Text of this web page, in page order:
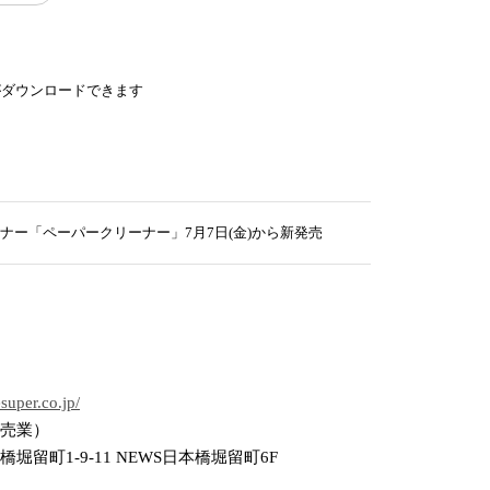
ウンロードできます
ー「ペーパークリーナー」7月7日(金)から新発売
業）
堀留町1-9-11 NEWS日本橋堀留町6F